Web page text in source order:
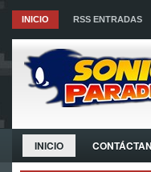
INICIO RSS ENTRADAS
INICIO